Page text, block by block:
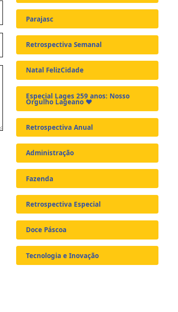
Parajasc
Retrospectiva Semanal
Natal FelizCidade
Especial Lages 259 anos: Nosso
Orgulho Lageano ❤️
Retrospectiva Anual
Administração
Fazenda
Retrospectiva Especial
Doce Páscoa
Tecnologia e Inovação